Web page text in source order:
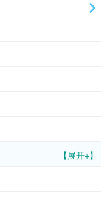
【展开+】